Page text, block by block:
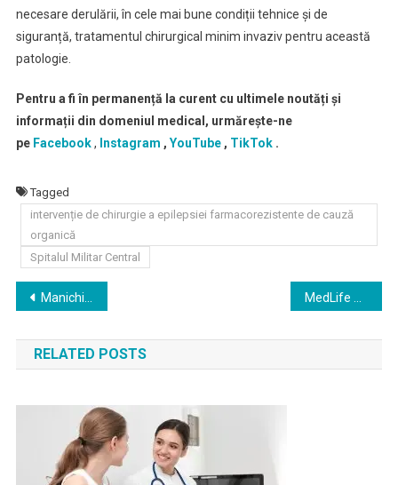
necesare derulării, în cele mai bune condiții tehnice și de
siguranță, tratamentul chirurgical minim invaziv pentru această
patologie.
Pentru a fi în permanență la curent cu ultimele noutăți și
informații din domeniul medical, urmărește-ne
pe Facebook, Instagram , YouTube, TikTok.
Tagged
intervenție de chirurgie a epilepsiei farmacorezistente de cauză
organică
Spitalul Militar Central
Navigare
în
articole
Manichiura cu gel: un ghid complet pentru unghiile cu gel
RELATED POSTS